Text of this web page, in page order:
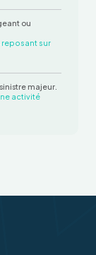
ou
reposant sur
majeur.
activité